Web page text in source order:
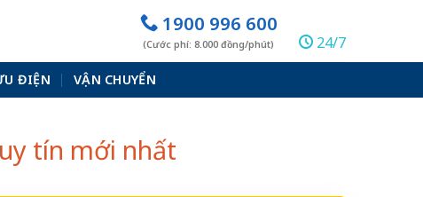
1900 996 600
(Cước phí: 8.000 đồng/phút) 24/7
ĐIỆN VẬN CHUYỂN
tín mới nhất